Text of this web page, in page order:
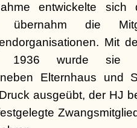
entwickelte
übernahm die
Mit
1936 wurde sie
neben Elternhaus und
ausgeübt, der HJ